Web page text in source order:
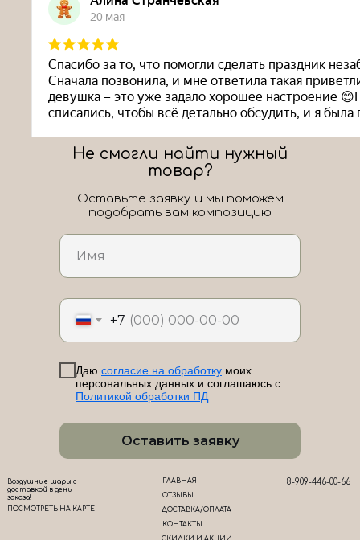
ЛоШАРик на карте Новороссийска — Яндекс Карты
+7
Даю согласие на обработку моих
персональных данных и соглашаюсь с
Политикой обработки ПД
Оставить заявку
Не смогли найти нужный
товар?
Оставьте заявку и мы поможем
подобрать вам композицию
ОТЗЫВЫ
ГЛАВНАЯ
ДОСТАВКА/ОПЛАТА
КОНТАКТЫ
8-909-446-00-66
Воздушные шары с
доставкой в день
заказа!
ПОСМОТРЕТЬ НА КАРТЕ